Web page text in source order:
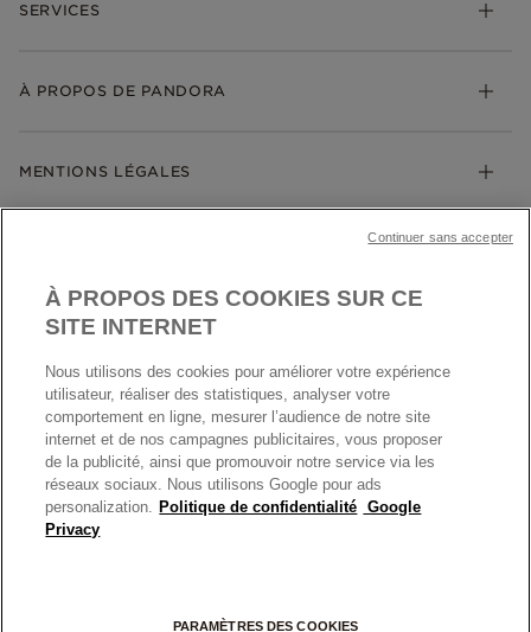
Trouver une boutique
Suivre ma commande
Échanges et retours
Prix en ligne et en boutique
Plan du site
SERVICES
Gravure
À PROPOS DE PANDORA
Carrières
MENTIONS LÉGALES
Politique des cookies
Politique de confidentialité
Conditions générales de vente
Conditions générales de vente Click & Collect
Plateforme ODR
Information sur le fabricant et l'importateur
Index égalité Femme/Homme
FRANCE
France
© TOUS DROITS RESERVES. 2026 Pandora
À PROPOS DES COOKIES SUR CE
SITE INTERNET
Nous utilisons des cookies pour améliorer votre expérience
utilisateur, réaliser des statistiques, analyser votre
comportement en ligne, mesurer l’audience de notre site
internet et de nos campagnes publicitaires, vous proposer
de la publicité, ainsi que promouvoir notre service via les
réseaux sociaux. Nous utilisons Google pour ads
personalization. Politique de confidentialité Google
Privacy
PARAMÈTRES DES COOKIES
Continuer sans accepter